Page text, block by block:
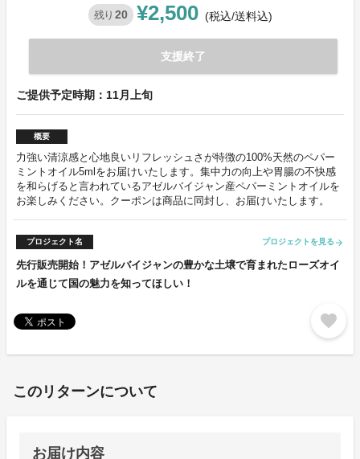
残り 20 ¥2,500 (税込/送料込)
支援終了
ご提供予定時期：11月上旬
概要
力強い清涼感と心地良いリフレッシュさが特徴の100%天然のペパー
ミントオイル5mlをお届けいたします。集中力の向上や胃腸の不快感
を和らげると言われているアゼルバイジャン産ペパーミントオイルを
お楽しみください。クーポンは商品に同封し、お届けいたします。
プロジェクト名 プロジェクトを見る arrow_forward
先行販売開始！アゼルバイジャンの豊かな土壌で育まれたローズオイ
ルを通じて国の魅力を知ってほしい！
favorite
このリターンについて
お届け内容